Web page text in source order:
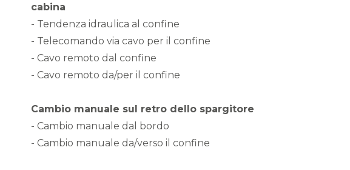
cabina
- Tendenza idraulica al confine
- Telecomando via cavo per il confine
- Cavo remoto dal confine
- Cavo remoto da/per il confine
Cambio manuale sul retro dello spargitore
- Cambio manuale dal bordo
- Cambio manuale da/verso il confine